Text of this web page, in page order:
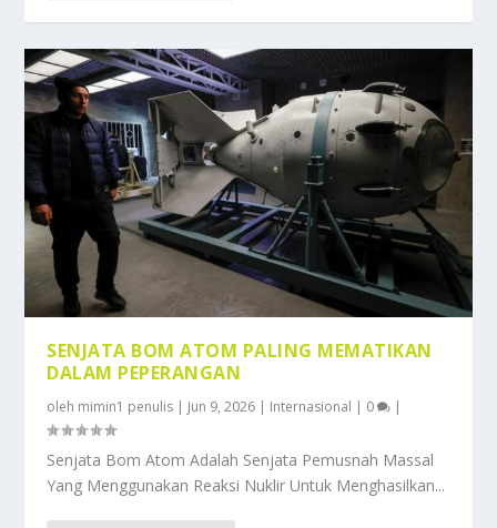
SENJATA BOM ATOM PALING MEMATIKAN
DALAM PEPERANGAN
oleh mimin1 penulis | Jun 9, 2026 | Internasional | 0 |
Senjata Bom Atom Adalah Senjata Pemusnah Massal
Yang Menggunakan Reaksi Nuklir Untuk Menghasilkan...